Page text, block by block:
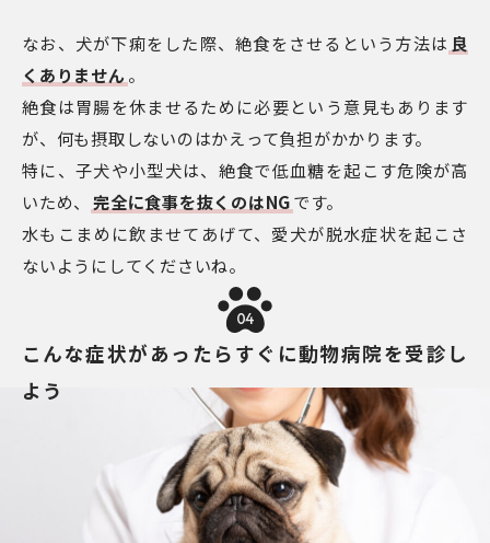
なお、犬が下痢をした際、絶食をさせるという方法は 良
くありません 。
絶食は胃腸を休ませるために必要という意見もあります
が、何も摂取しないのはかえって負担がかかります。
特に、子犬や小型犬は、絶食で低血糖を起こす危険が高
いため、 完全に食事を抜くのはNGです。
水もこまめに飲ませてあげて、愛犬が脱水症状を起こさ
ないようにしてくださいね。
04
こんな症状があったらすぐに動物病院を受診し
よう